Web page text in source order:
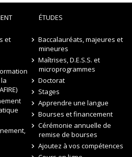
et
ÉTUDES
Baccalauréats, majeures et
mineures
Maîtrises, D.E.S.S. et
microprogrammes
Doctorat
Stages
Apprendre une langue
Bourses et financement
Cérémonie annuelle de
remise de bourses
Ajoutez à vos compétences